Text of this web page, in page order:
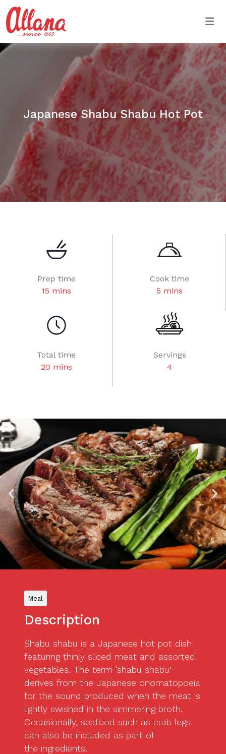
Japanese Shabu Shabu Hot Pot
Prep time
15 mins
Cook time
5 mins
Total time
20 mins
Servings
4
Meal
Description
Shabu shabu is a Japanese hot pot dish
featuring thinly sliced meat and assorted
vegetables. The term ‘shabu shabu’
derives from the Japanese onomatopoeia
for the sound produced when the meat is
lightly swished in the simmering broth.
Occasionally, seafood such as crab legs
can also be included as part of
the ingredients.